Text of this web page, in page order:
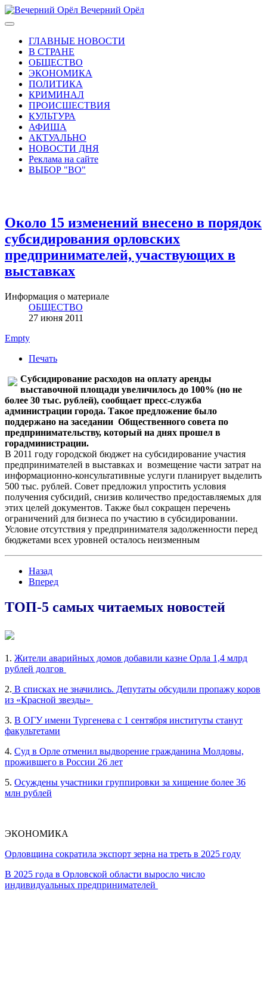
Вечерний Орёл
ГЛАВНЫЕ НОВОСТИ
В СТРАНЕ
ОБЩЕСТВО
ЭКОНОМИКА
ПОЛИТИКА
КРИМИНАЛ
ПРОИСШЕСТВИЯ
КУЛЬТУРА
АФИША
АКТУАЛЬНО
НОВОСТИ ДНЯ
Реклама на сайте
ВЫБОР "ВО"
Около 15 изменений внесено в порядок
субсидирования орловских
предпринимателей, участвующих в
выставках
Информация о материале
ОБЩЕСТВО
27 июня 2011
Empty
Печать
Субсидирование расходов на оплату аренды
выставочной площади увеличилось до 100% (но не
более 30 тыс. рублей), сообщает пресс-служба
администрации города. Такое предложение было
поддержано на заседании Общественного совета по
предпринимательству, который на днях прошел в
горадминистрации.
В 2011 году городской бюджет на субсидирование участия
предпринимателей в выставках и возмещение части затрат на
информационно-консультативные услуги планирует выделить
500 тыс. рублей. Совет предложил упростить условия
получения субсидий, снизив количество предоставляемых для
этих целей документов. Также был сокращен перечень
ограничений для бизнеса по участию в субсидировании.
Условие отсутствия у предпринимателя задолженности перед
бюджетами всех уровней осталось неизменным
Назад
Вперед
ТОП-5 самых читаемых новостей
1. Жители аварийных домов добавили казне Орла 1,4 млрд
рублей долгов
2. В списках не значились. Депутаты обсудили пропажу коров
из «Красной звезды»
3. В ОГУ имени Тургенева с 1 сентября институты станут
факультетами
4. Суд в Орле отменил выдворение гражданина Молдовы,
прожившего в России 26 лет
5. Осуждены участники группировки за хищение более 36
млн рублей
ЭКОНОМИКА
Орловщина сократила экспорт зерна на треть в 2025 году
В 2025 года в Орловской области выросло число
индивидуальных предпринимателей